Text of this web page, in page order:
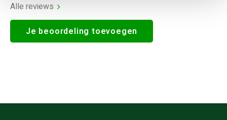
Alle reviews
Je beoordeling toevoegen